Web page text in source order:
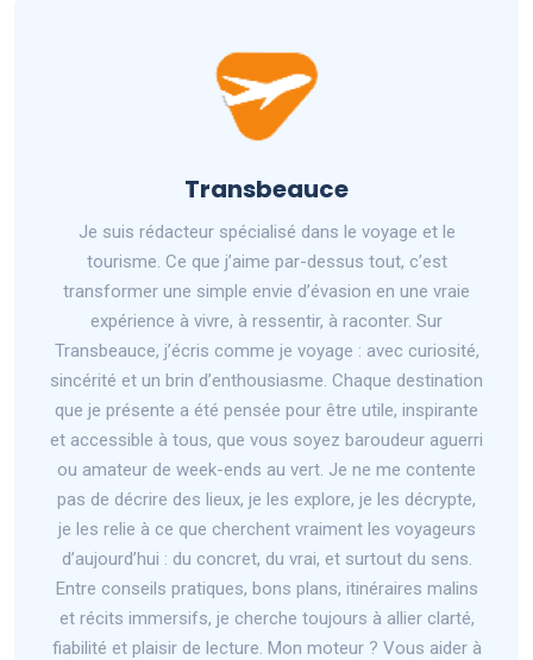
Transbeauce
Je suis rédacteur spécialisé dans le voyage et le
tourisme. Ce que j’aime par-dessus tout, c’est
transformer une simple envie d’évasion en une vraie
expérience à vivre, à ressentir, à raconter. Sur
Transbeauce, j’écris comme je voyage : avec curiosité,
sincérité et un brin d’enthousiasme. Chaque destination
que je présente a été pensée pour être utile, inspirante
et accessible à tous, que vous soyez baroudeur aguerri
ou amateur de week-ends au vert. Je ne me contente
pas de décrire des lieux, je les explore, je les décrypte,
je les relie à ce que cherchent vraiment les voyageurs
d’aujourd’hui : du concret, du vrai, et surtout du sens.
Entre conseils pratiques, bons plans, itinéraires malins
et récits immersifs, je cherche toujours à allier clarté,
fiabilité et plaisir de lecture. Mon moteur ? Vous aider à